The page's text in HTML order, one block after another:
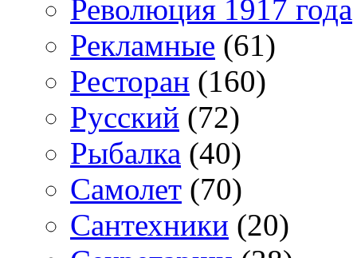
Революция 1917 года
Рекламные (61)
Ресторан (160)
Русский (72)
Рыбалка (40)
Самолет (70)
Сантехники (20)